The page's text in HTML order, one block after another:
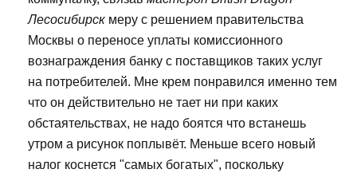
Лесосибирск меру с решением правительства
Москвы о переносе уплаты комиссионного
вознаграждения банку с поставщиков таких услуг
на потребителей. Мне крем понравился именно тем
что он действительно не тает ни при каких
обстаятельствах, не надо боятся что встанешь
утром а рисунок поплывёт. Меньше всего новый
налог коснется "самых богатых", поскольку